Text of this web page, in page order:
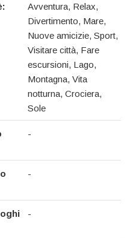
Avventura, Relax,
Divertimento, Mare,
Nuove amicizie, Sport,
Visitare città, Fare
escursioni, Lago,
Montagna, Vita
notturna, Crociera,
Sole
-
-
-